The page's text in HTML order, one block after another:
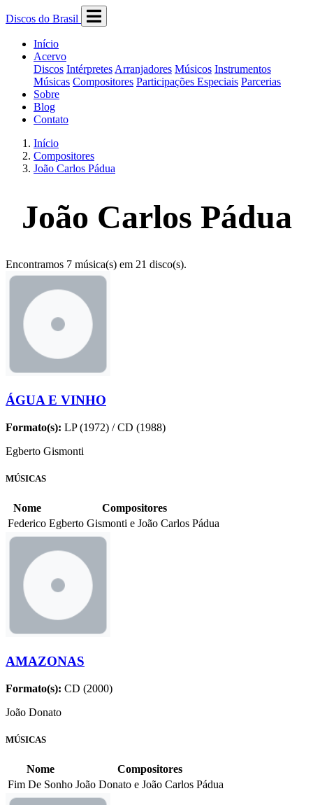
Discos do Brasil
Início
Acervo
Discos Intérpretes Arranjadores Músicos Instrumentos
Músicas Compositores Participações Especiais Parcerias
Sobre
Blog
Contato
Início
Compositores
João Carlos Pádua
João Carlos Pádua
Encontramos 7 música(s) em 21 disco(s).
ÁGUA E VINHO
Formato(s): LP (1972) / CD (1988)
Egberto Gismonti
MÚSICAS
Nome
Compositores
Federico Egberto Gismonti e João Carlos Pádua
AMAZONAS
Formato(s): CD (2000)
João Donato
MÚSICAS
Nome
Compositores
Fim De Sonho João Donato e João Carlos Pádua